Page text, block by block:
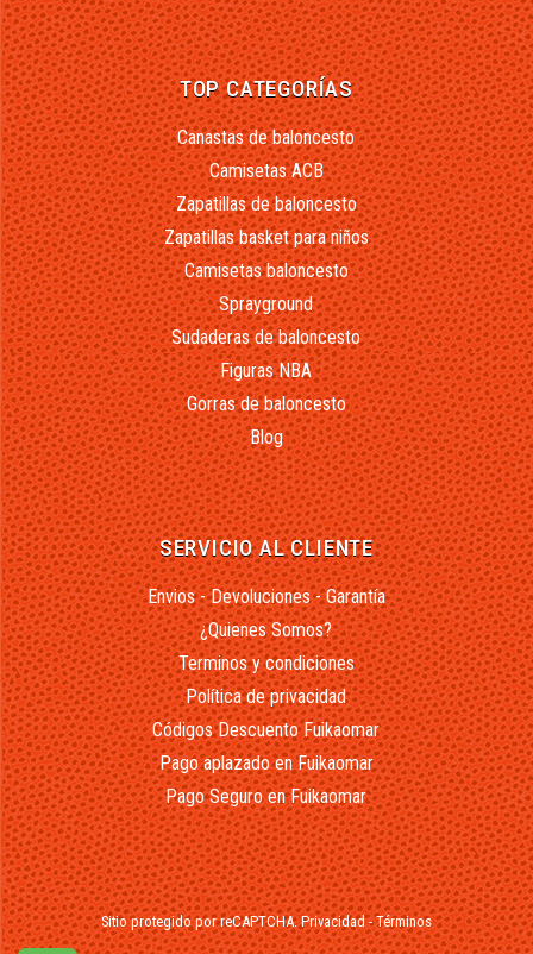
TOP CATEGORÍAS
Canastas de baloncesto
Camisetas ACB
Zapatillas de baloncesto
Zapatillas basket para niños
Camisetas baloncesto
Sprayground
Sudaderas de baloncesto
Figuras NBA
Gorras de baloncesto
Blog
SERVICIO AL CLIENTE
Envios - Devoluciones - Garantía
¿Quienes Somos?
Terminos y condiciones
Política de privacidad
Códigos Descuento Fuikaomar
Pago aplazado en Fuikaomar
Pago Seguro en Fuikaomar
Sitio protegido por reCAPTCHA.Privacidad-Términos